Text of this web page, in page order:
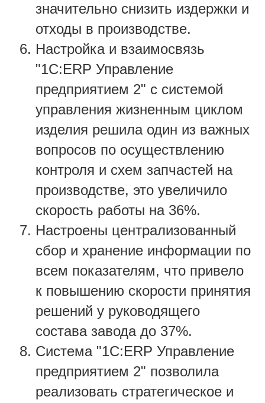
значительно снизить издержки и
отходы в производстве.
Настройка и взаимосвязь
"1С:ERP Управление
предприятием 2" с системой
управления жизненным циклом
изделия решила один из важных
вопросов по осуществлению
контроля и схем запчастей на
производстве, это увеличило
скорость работы на 36%.
Настроены централизованный
сбор и хранение информации по
всем показателям, что привело
к повышению скорости принятия
решений у руководящего
состава завода до 37%.
Система "1С:ERP Управление
предприятием 2" позволила
реализовать стратегическое и